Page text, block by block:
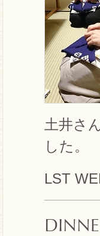
土井さ
した。
LST